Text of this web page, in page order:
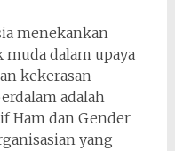
menekankan
dalam upaya
kekerasan
adalah
Ham dan Gender
yang